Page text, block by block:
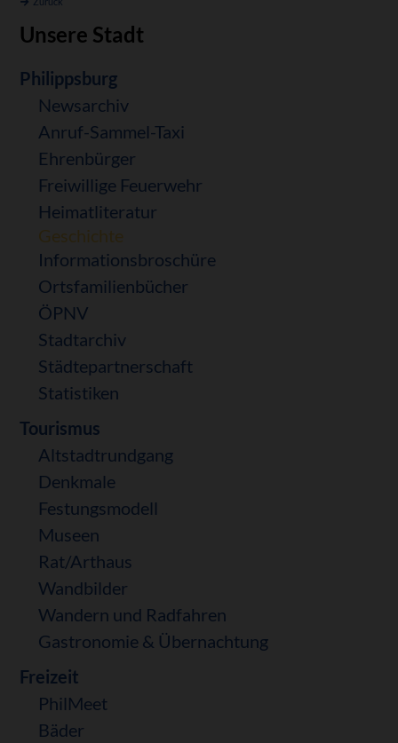
Unsere Stadt
Navigation
überspringen
Philippsburg
Newsarchiv
Anruf-Sammel-Taxi
Ehrenbürger
Freiwillige Feuerwehr
Heimatliteratur
Geschichte
Informationsbroschüre
Ortsfamilienbücher
ÖPNV
Stadtarchiv
Städtepartnerschaft
Statistiken
Tourismus
Altstadtrundgang
Denkmale
Festungsmodell
Museen
Rat/Arthaus
Wandbilder
Wandern und Radfahren
Gastronomie & Übernachtung
Freizeit
PhilMeet
Bäder